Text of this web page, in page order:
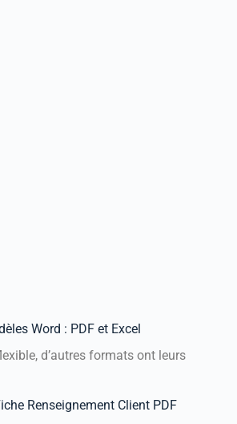
Word : PDF et Excel
d’autres formats ont leurs
Renseignement Client PDF